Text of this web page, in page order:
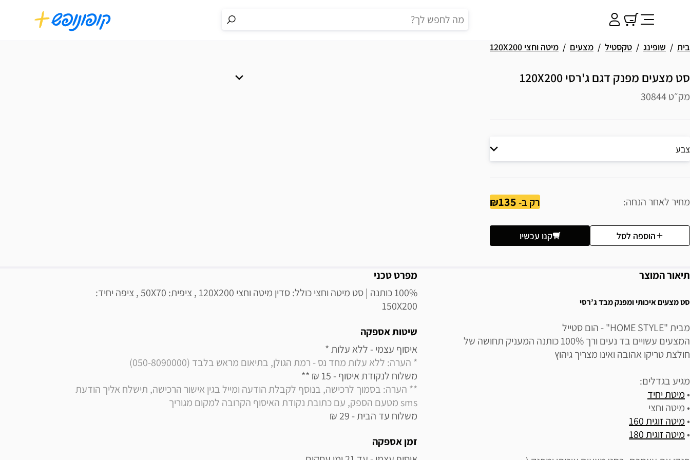
בית שופינג טקסטיל מצעים מיטה וחצי 120X200
סט מצעים מפנק דגם ג'רסי 120X200
מק״ט 30844
צבע
מחיר לאחר הנחה רק ב-135
הוספה לסל קנו עכשיו
תיאור המוצר
סט מצעים איכותי ומפנק מבד ג’רסי
מבית "HOME STYLE" - הום סטייל
המצעים עשויים בד נעים ורך 100% כותנה המעניק תחושה של
חולצת טריקו אהובה ואינו מצריך גיהוץ
מגיע בגדלים:
•מיטת יחיד
• מיטה וחצי
•מיטה זוגית 160
•מיטה זוגית 180
מידע נוסף
מפרט טכני
150X200
שיטות אספקה
איסוף עצמי - ללא עלות *
* הערה: ללא עלות מחד נס - רמת הגולן, בתיאום מראש בלבד (050-8090000)
משלוח לנקודת איסוף - 15 ₪ **
sms מטעם הספק, עם כתובת נקודת האיסוף הקרובה למקום מגוריך
משלוח עד הבית - 29 ₪
זמן אספקה